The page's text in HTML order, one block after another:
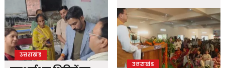
उत्तराखंड
उत्तराखंड